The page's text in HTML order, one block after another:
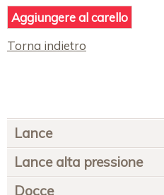
Torna indietro
Salta
la
navigazione
Lance
Lance alta pressione
Docce